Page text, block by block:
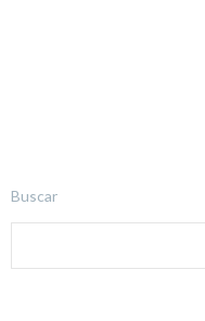
Buscar